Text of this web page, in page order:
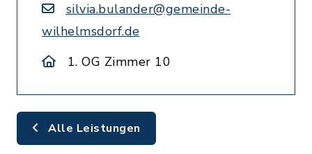
silvia.bulander@gemeinde-
wilhelmsdorf.de
1. OG Zimmer 10
Alle Leistungen